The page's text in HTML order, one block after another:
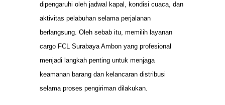
dipengaruhi oleh jadwal kapal, kondisi cuaca, dan
aktivitas pelabuhan selama perjalanan
berlangsung. Oleh sebab itu, memilih layanan
cargo FCL Surabaya Ambon yang profesional
menjadi langkah penting untuk menjaga
keamanan barang dan kelancaran distribusi
selama proses pengiriman dilakukan.